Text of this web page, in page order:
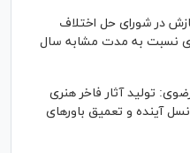
و سازش در شورای حل اختلاف
نسبت به مدت مشابه سال
تولید آثار فاخر هنری
آینده و تعمیق باور‌های